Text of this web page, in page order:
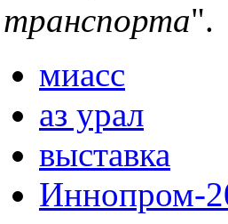
транспорта".
миасс
аз урал
выставка
Иннопром-